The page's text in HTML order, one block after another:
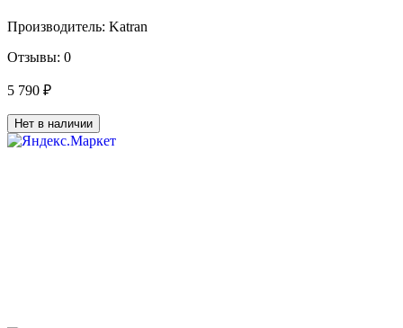
Производитель: Katran
Отзывы: 0
5 790 ₽
Нет в наличии